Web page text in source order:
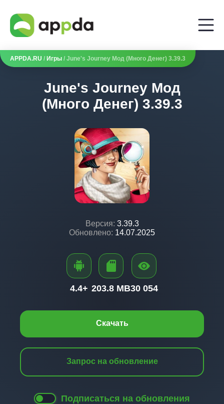
APPDA.RU / Игры / June's Journey Мод (Много Денег) 3.39.3
June's Journey Мод
(Много Денег) 3.39.3
Версия: 3.39.3
Обновлено: 14.07.2025
Скачать
Запрос на обновление
Подписаться на обновления
4.4+ 203.8 MB30 054